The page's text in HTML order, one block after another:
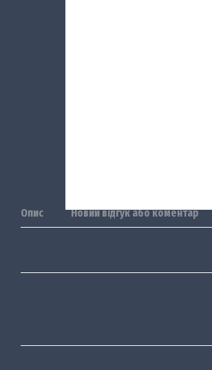
Опис Новий відгук або коментар